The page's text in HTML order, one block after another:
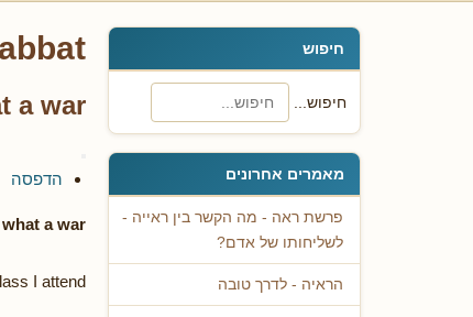
חיפוש
חיפוש...
מאמרים אחרונים
פרשת ראה - מה הקשר בין ראייה -
לשליחותו של אדם?
הראיה - לדרך טובה
a war!
הדפסה
a war!
I attend